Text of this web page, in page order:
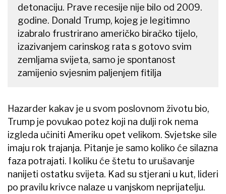
detonaciju. Prave recesije nije bilo od 2009.
godine. Donald Trump, kojeg je legitimno
izabralo frustrirano američko biračko tijelo,
izazivanjem carinskog rata s gotovo svim
zemljama svijeta, samo je spontanost
zamijenio svjesnim paljenjem fitilja
Hazarder kakav je u svom poslovnom životu bio,
Trump je povukao potez koji na dulji rok nema
izgleda učiniti Ameriku opet velikom. Svjetske sile
imaju rok trajanja. Pitanje je samo koliko će silazna
faza potrajati. I koliku će štetu to urušavanje
nanijeti ostatku svijeta. Kad su stjerani u kut, lideri
po pravilu krivce nalaze u vanjskom neprijatelju.